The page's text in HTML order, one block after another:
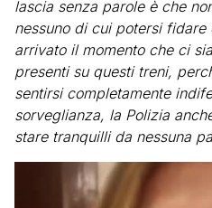
lascia senza parole è che
nessuno di cui potersi
arrivato il momento che ci
presenti su questi treni,
sentirsi completamente
sorveglianza, la Polizia
stare tranquilli da nessuna